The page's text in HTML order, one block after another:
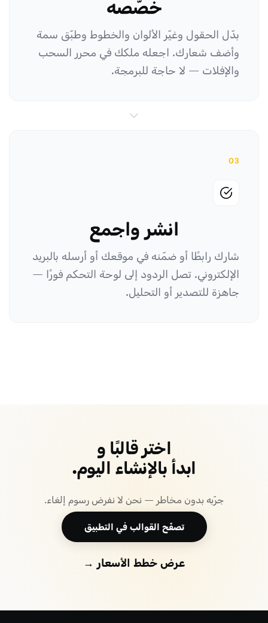
خصّصه
بدّل الحقول وغيّر الألوان والخطوط وطبّق سمة
وأضف شعارك. اجعله ملكك في محرر السحب
والإفلات — لا حاجة للبرمجة.
03
انشر واجمع
شارك رابطًا أو ضمّنه في موقعك أو أرسله بالبريد
الإلكتروني. تصل الردود إلى لوحة التحكم فورًا —
جاهزة للتصدير أو التحليل.
اختر قالبًا و
ابدأ بالإنشاء اليوم.
جرّبه بدون مخاطر — نحن لا نفرض رسوم إلغاء.
تصفّح القوالب في التطبيق
عرض خطط الأسعار →